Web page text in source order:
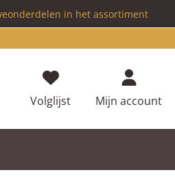
in het assortiment
VolglijstJe hebt 0 items op
Mijn account